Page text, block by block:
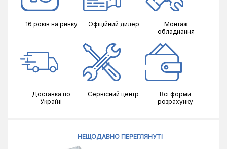
16 років на ринку Офіційний дилер
Монтаж
обладнання
Доставка по
Україні
Сервісний центр
Всі форми
розрахунку
НЕЩОДАВНО ПЕРЕГЛЯНУТІ